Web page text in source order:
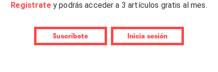
poco más que el anterior, el nuevo “territorio
desconcertante. Así que
“SickElixir”, anunciado
durante mucho tiempo y cuya espera se ha hecho
Regístrate y podrás acceder a 3 artículos gratis al mes.
Suscríbete Inicia sesión